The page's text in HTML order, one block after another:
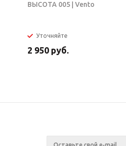
ВЫСОТА 005 | Vento
Уточняйте
2 950 руб.